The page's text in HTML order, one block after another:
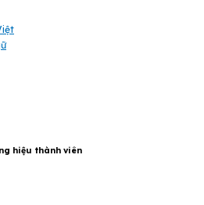
hiệu thành viên